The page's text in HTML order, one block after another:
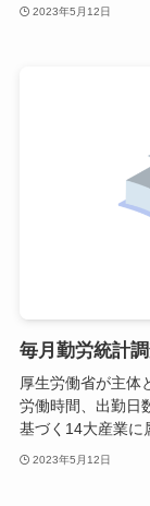
2023年5月12日
毎月勤労統計
厚生労働省が主体
労働時間、出勤日
基づく14大産業に
2023年5月12日